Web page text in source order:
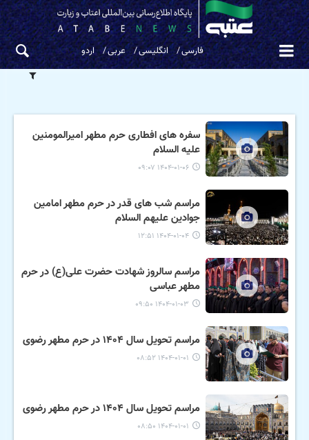
فارسی انگلیسی عربی اردو
سفره های افطاری حرم مطهر امیرالمومنین
علیه السلام
۱۴۰۴-۰۱-۰۶ ۰۹:۰۷
مراسم شب های قدر در حرم مطهر امامین
جوادین علیهم السلام
۱۴۰۴-۰۱-۰۴ ۱۲:۵۱
مراسم سالروز شهادت حضرت علی(ع) در حرم
مطهر عباسی
۱۴۰۴-۰۱-۰۳ ۰۹:۵۰
مراسم تحویل سال ۱۴۰۴ در حرم مطهر رضوی
۱۴۰۴-۰۱-۰۱ ۰۸:۵۲
مراسم تحویل سال ۱۴۰۴ در حرم مطهر رضوی
۱۴۰۴-۰۱-۰۱ ۰۸:۵۰